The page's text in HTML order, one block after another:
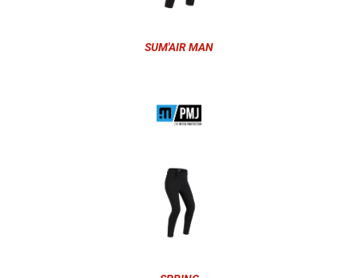
SUM'AIR MAN